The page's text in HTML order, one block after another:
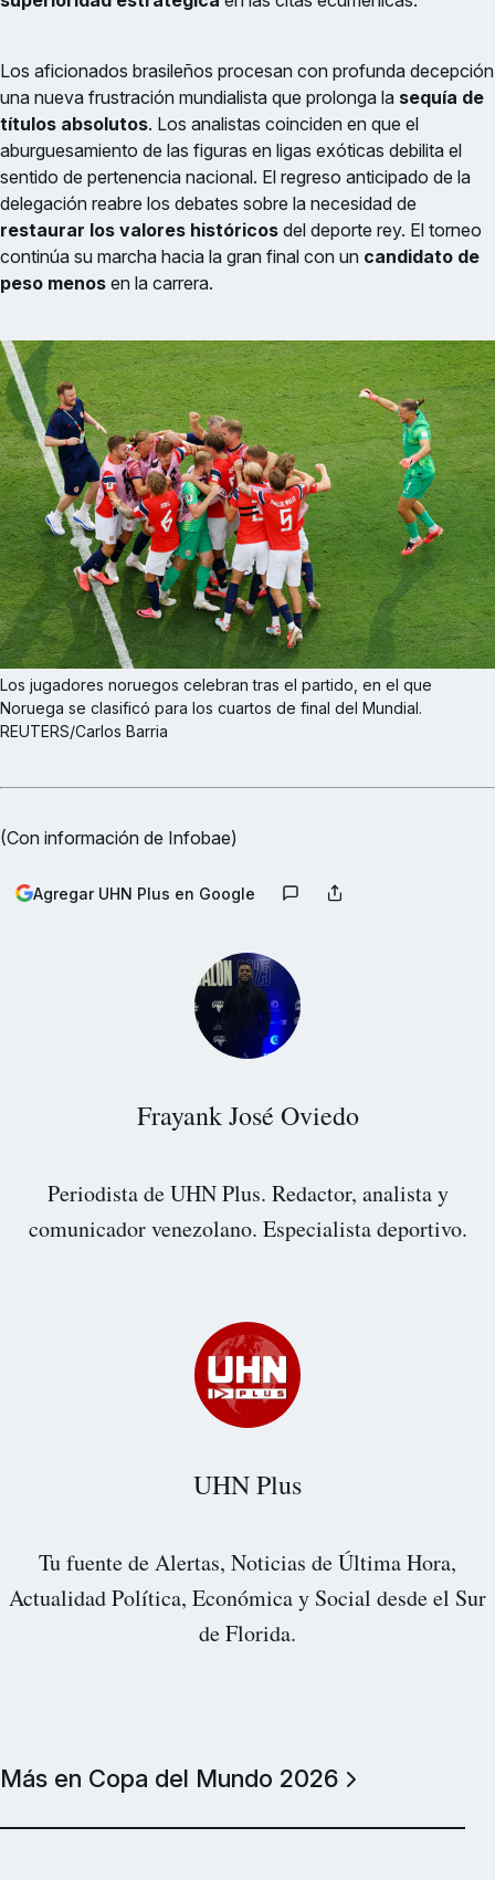
Los aficionados brasileños procesan con profunda decepción
una nueva frustración mundialista que prolonga la sequía de
títulos absolutos. Los analistas coinciden en que el
aburguesamiento de las figuras en ligas exóticas debilita el
sentido de pertenencia nacional. El regreso anticipado de la
delegación reabre los debates sobre la necesidad de
restaurar los valores históricos del deporte rey. El torneo
continúa su marcha hacia la gran final con un candidato de
peso menos en la carrera.
Los jugadores noruegos celebran tras el partido, en el que
Noruega se clasificó para los cuartos de final del Mundial.
REUTERS/Carlos Barria
(Con información de Infobae)
Agregar UHN Plus en Google
Frayank José Oviedo
Periodista de UHN Plus. Redactor, analista y
comunicador venezolano. Especialista deportivo.
UHN Plus
Tu fuente de Alertas, Noticias de Última Hora,
Actualidad Política, Económica y Social desde el Sur
de Florida.
Más en Copa del Mundo 2026